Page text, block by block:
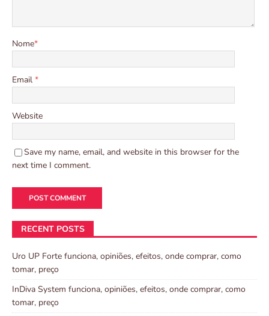
Nome*
Email *
Website
Save my name, email, and website in this browser for the
next time I comment.
RECENT POSTS
Uro UP Forte funciona, opiniões, efeitos, onde comprar, como
tomar, preço
InDiva System funciona, opiniões, efeitos, onde comprar, como
tomar, preço